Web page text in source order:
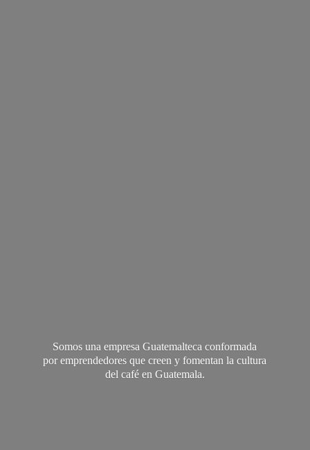
Somos una empresa Guatemalteca conformada
por emprendedores que creen y fomentan la cultura
del café en Guatemala.